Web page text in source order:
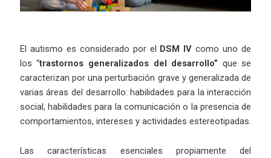
El autismo es considerado por el DSM IVcomo uno de
los “trastornos generalizados del desarrollo” que se
caracterizan por una perturbación grave y generalizada de
varias áreas del desarrollo: habilidades para la interacción
social, habilidades para la comunicación o la presencia de
comportamientos, intereses y actividades estereotipadas.
Las características esenciales propiamente del